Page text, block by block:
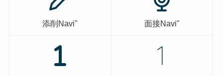
添削Navi" 面接Navi"